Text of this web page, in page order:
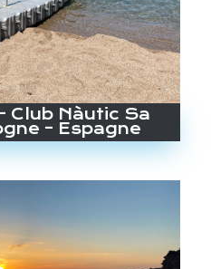
Club Nàutic Sa
– Espagne